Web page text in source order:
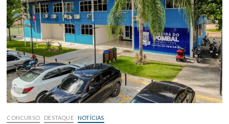
CONCURSO DESTAQUE NOTÍCIAS